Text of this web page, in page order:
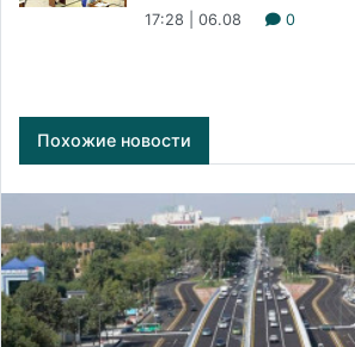
17:28 | 06.08 0
Похожие новости